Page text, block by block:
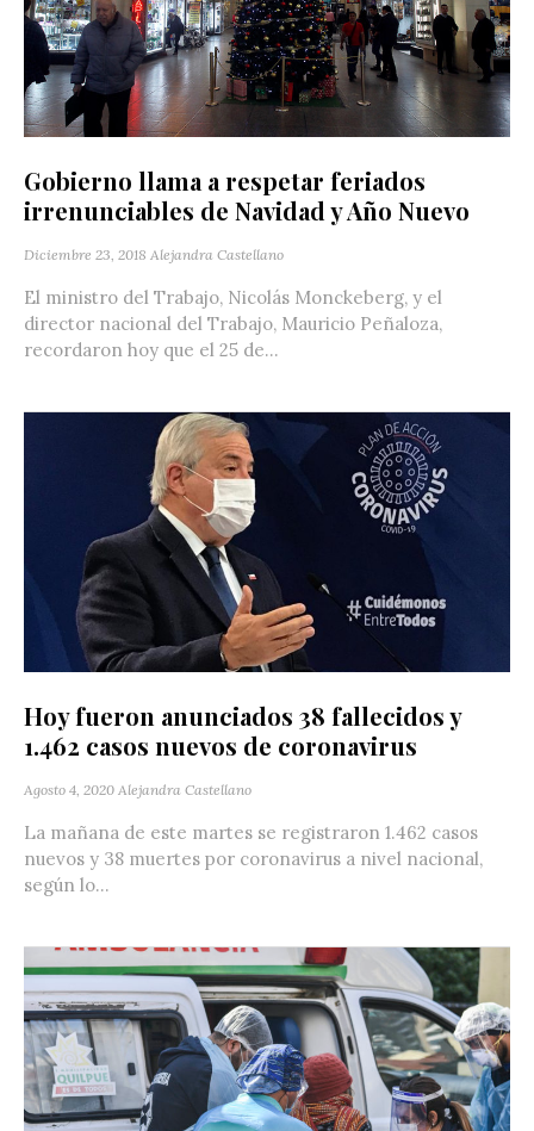
Gobierno llama a respetar feriados
irrenunciables de Navidad y Año Nuevo
Diciembre 23, 2018 Alejandra Castellano
El ministro del Trabajo, Nicolás Monckeberg, y el
director nacional del Trabajo, Mauricio Peñaloza,
recordaron hoy que el 25 de...
Hoy fueron anunciados 38 fallecidos y
1.462 casos nuevos de coronavirus
Agosto 4, 2020 Alejandra Castellano
La mañana de este martes se registraron 1.462 casos
nuevos y 38 muertes por coronavirus a nivel nacional,
según lo...